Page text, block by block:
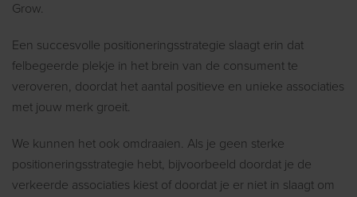
Grow.
Een succesvolle positioneringsstrategie slaagt erin dat
felbegeerde plekje in het brein van de consument te
veroveren, doordat het aantal positieve en unieke associaties
met jouw merk groeit.
We kunnen het ook omdraaien. Als je geen sterke
positioneringsstrategie hebt, bijvoorbeeld doordat je de
verkeerde associaties kiest of doordat je er niet in slaagt om